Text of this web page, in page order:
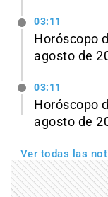
03:11
Horóscopo
agosto de
03:11
Horóscopo
agosto de
Ver todas las